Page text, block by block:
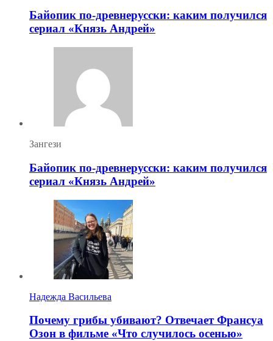
Байопик по-древнерусски: каким получился
сериал «Князь Андрей»
Зангези
Байопик по-древнерусски: каким получился
сериал «Князь Андрей»
Надежда Васильева
Почему грибы убивают? Отвечает Франсуа
Озон в фильме «Что случилось осенью»